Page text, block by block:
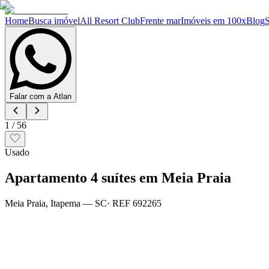
HomeBusca imóvelAll Resort ClubFrente marImóveis em 100xBlog
Falar com a Atlan
1 / 56
Usado
Apartamento 4 suítes em Meia Praia
Meia Praia, Itapema — SC· REF 692265